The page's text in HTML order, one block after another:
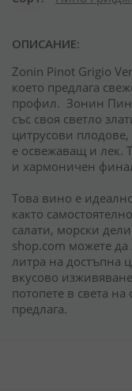
ОПИСАНИЕ:
Zonin Pinot Grigio
което предлага
профил. Зонин
със своя светло
цитрусови
е освежаващ и лек.
и хармоничен
Това вино е
както
салати, морски
shop.com можете да
литра на достъпна
вкусово
потопете в света на
предлага.